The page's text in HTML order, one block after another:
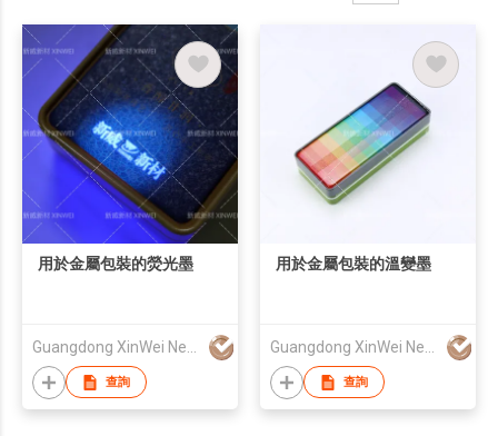
用於金屬包裝的熒光墨
查詢
用於金屬包裝的溫變墨
查詢